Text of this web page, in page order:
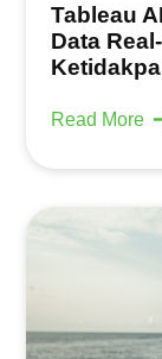
Tableau
Data
Read More